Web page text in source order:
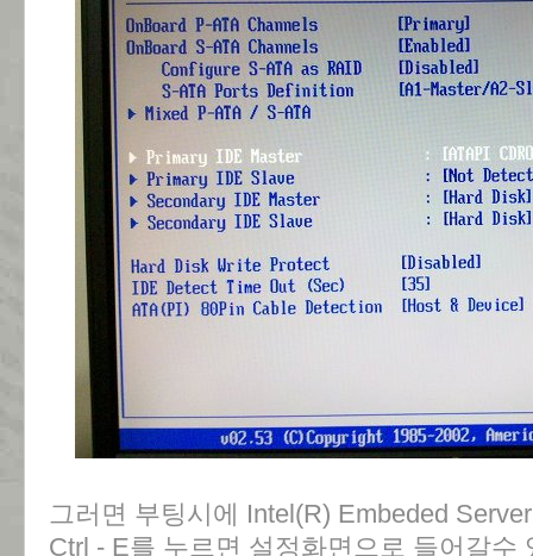
그러면 부팅시에 Intel(R) Embeded
Ctrl - E를 누르면 설정화면으로 들어갈수